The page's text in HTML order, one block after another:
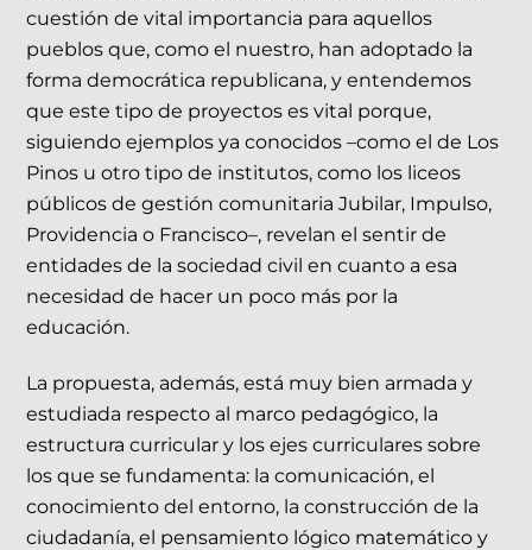
cuestión de vital importancia para aquellos
pueblos que, como el nuestro, han adoptado la
forma democrática republicana, y entendemos
que este tipo de proyectos es vital porque,
siguiendo ejemplos ya conocidos –como el de Los
Pinos u otro tipo de institutos, como los liceos
públicos de gestión comunitaria Jubilar, Impulso,
Providencia o Francisco–, revelan el sentir de
entidades de la sociedad civil en cuanto a esa
necesidad de hacer un poco más por la
educación.
La propuesta, además, está muy bien armada y
estudiada respecto al marco pedagógico, la
estructura curricular y los ejes curriculares sobre
los que se fundamenta: la comunicación, el
conocimiento del entorno, la construcción de la
ciudadanía, el pensamiento lógico matemático y